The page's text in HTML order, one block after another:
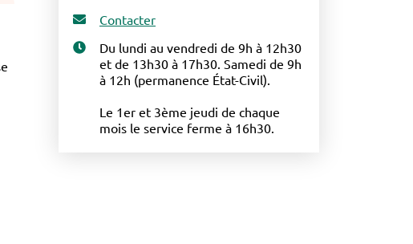
Contacter
Du lundi au vendredi de 9h à 12h30
et de 13h30 à 17h30. Samedi de 9h
à 12h (permanence État-Civil).
Le 1er et 3ème jeudi de chaque
mois le service ferme à 16h30.